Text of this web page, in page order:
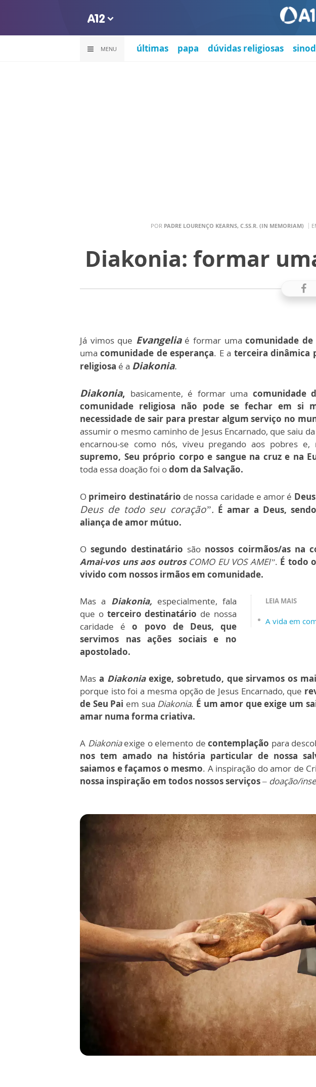
MENU últimas papa dúvidas religiosas
POR PADRE LOURENÇO KEARNS, C.SS.R. (IN MEMORIAM)
Diakonia: formar
Já vimos que Evangeliaé formar umacomunidade de
umacomunidade de esperança. E a terceira dinâmica
religiosa é a Diakonia.
Diakonia, basicamente, é formar uma comunidade
comunidade religiosa não pode se fechar em si
necessidade de sair para prestar algum serviço no
assumir o mesmo caminho de Jesus Encarnado, que saiu
encarnou-se como nós, viveu pregando aos pobres e,
supremo, Seu próprio corpo e sangue na cruz e na
toda essa doação foi odom da Salvação.
O primeiro destinatário de nossa caridade e amor é Deus
Deus de todo seu coração”. É amar a Deus,
aliança de amor mútuo.
Osegundo destinatário são nossos coirmãos/as na
Amai-vos uns aos outrosCOMO EU VOS AMEI”. É todo
vivido com nossos irmãos em comunidade.
LEIA MAIS
A vida em
Mas a Diakonia, especialmente, fala
que o terceiro destinatário de nossa
caridade éo povo de Deus, que
servimos nas ações sociais e no
apostolado.
Mas a Diakoniaexige, sobretudo, que sirvamos os
porque isto foi a mesma opção de Jesus Encarnado, que
de Seu Pai em sua Diakonia. É um amor que exige um
amar numa forma criativa.
A Diakoniaexige o elemento de contemplação para
nos tem amado na história particular de nossa
saiamos e façamos o mesmo. A inspiração do amor de
nossa inspiração em todos nossos serviços– doação/